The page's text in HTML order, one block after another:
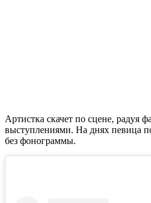
Артистка скачет по сцене, радуя
выступлениями. На днях певица
без фонограммы.